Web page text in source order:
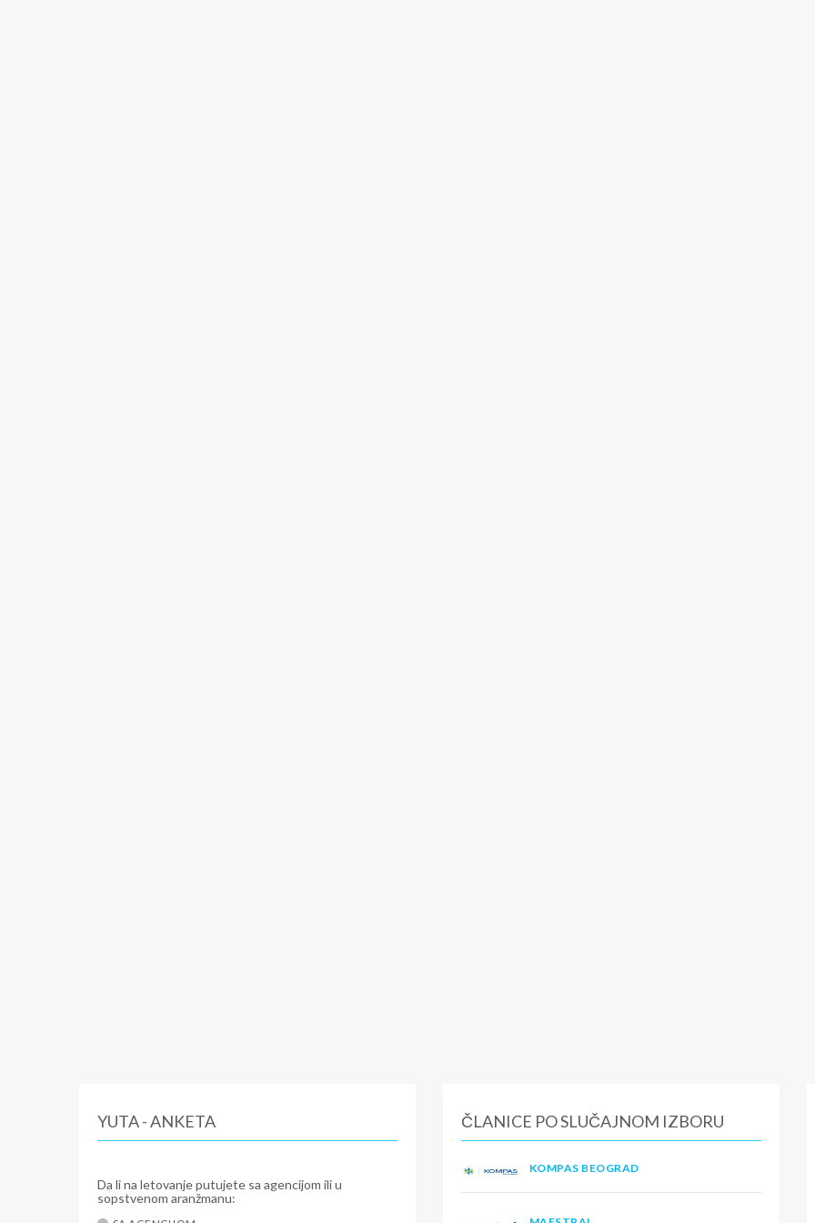
YUTA - ANKETA
Da li na letovanje putujete sa agencijom ili u
sopstvenom aranžmanu:
ČLANICE PO SLUČAJNOM IZBORU
KOMPAS BEOGRAD